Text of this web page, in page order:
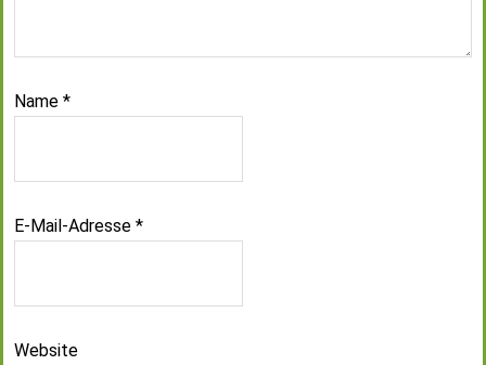
Name *
E-Mail-Adresse *
Website